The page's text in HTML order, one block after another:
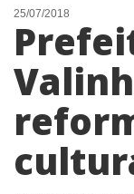
CIDADES
EVENTOS
EMPREGO
ANIVERSÁRIO DAS
ANUNCIE
CONTATO
25/07/2018